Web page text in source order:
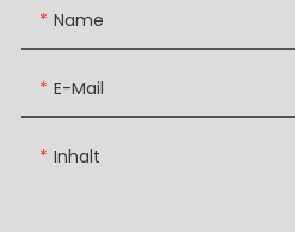
Name
E-Mail
Inhalt